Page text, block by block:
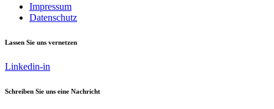
Impressum
Datenschutz
Lassen Sie uns vernetzen
Linkedin-in
Schreiben Sie uns eine Nachricht